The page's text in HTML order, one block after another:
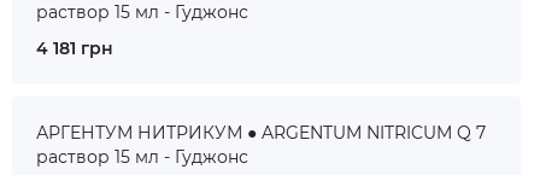
раствор 15 мл - Гуджонс
4 181 грн
АРГЕНТУМ НИТРИКУМ ● ARGENTUM NITRICUM Q 7
раствор 15 мл - Гуджонс